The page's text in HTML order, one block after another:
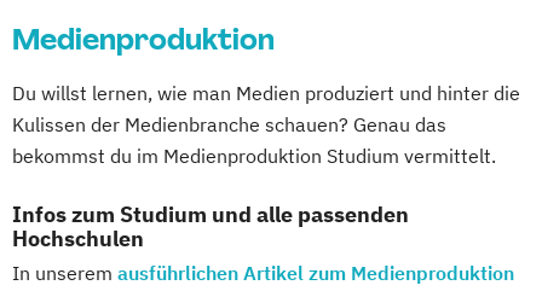
Medienproduktion
Du willst lernen, wie man Medien produziert und hinter die
Kulissen der Medienbranche schauen? Genau das
bekommst du im Medienproduktion Studium vermittelt.
Infos zum Studium und alle passenden
Hochschulen
In unserem ausführlichen Artikel zum Medienproduktion